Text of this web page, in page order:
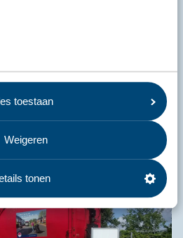
toestaan
Weigeren
tonen
zorgt voor het vee en levert ook